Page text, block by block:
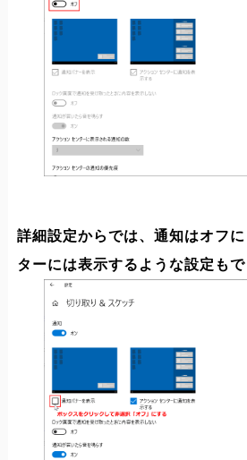
詳細設定からでは、通知はオフ
ターには表示するような設定もで